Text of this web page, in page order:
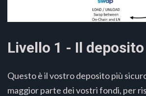
Livello 1 - Il deposito
Questo è il vostro deposito più
maggior parte dei vostri fondi, per